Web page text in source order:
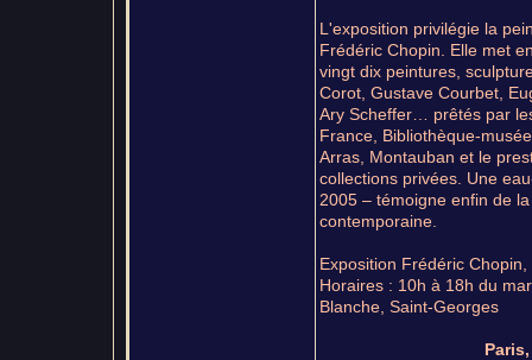
L'exposition privilégie la
Frédéric Chopin. Elle met
vingt dix peintures,
Corot, Gustave Courbet,
Ary Scheffer… prêtés par
France, Bibliothèque-
Arras, Montauban et le
collections privées. Une
2005 – témoigne enfin de
contemporaine.
Exposition Frédéric
Horaires : 10h à 18h du
Blanche, Saint-Georges